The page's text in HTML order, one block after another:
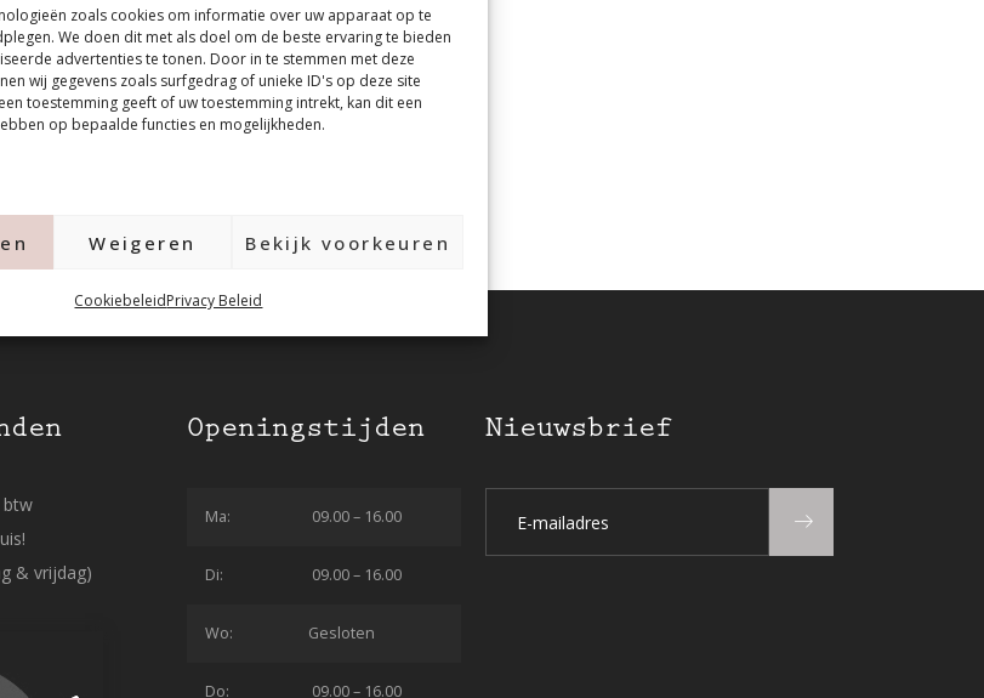
zoals cookies om informatie over uw apparaat op te
We doen dit met als doel om de beste ervaring te bieden
advertenties te tonen. Door in te stemmen met deze
wij gegevens zoals surfgedrag of unieke ID's op deze site
toestemming geeft of uw toestemming intrekt, kan dit een
op bepaalde functies en mogelijkheden.
Weigeren Bekijk voorkeuren
CookiebeleidPrivacy Beleid
btw
& vrijdag)
Openingstijden
Ma: 09.00 – 16.00
Di: 09.00 – 16.00
Wo: Gesloten
Do: 09.00 – 16.00
Nieuwsbrief